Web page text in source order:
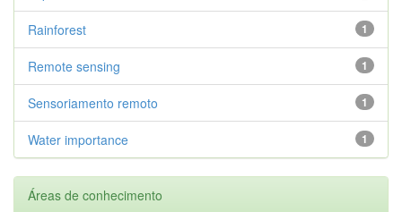
1
Rainforest
1
Remote sensing
1
Sensoriamento remoto
1
Water importance
Áreas de conhecimento